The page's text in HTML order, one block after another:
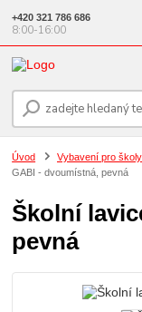
+420 321 786 686
8:00-16:00
Úvod Vybavení pro školy
GABI - dvoumístná, pevná
Školní
pevná